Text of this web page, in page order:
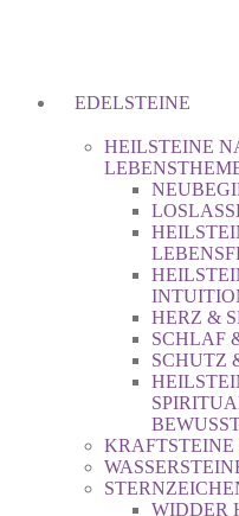
EDELSTEINE
HEILSTEINE
HERZ &
SCHLAF
SCHUTZ
KRAFTSTEINE
WIDDER